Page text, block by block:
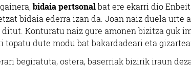
bidaia pertsonalbat ere ekarri dio
bidaia ederra izan da. Joan naiz duela urte
Konturatu naiz gure amonen bizitza guk
topatu dute modu bat bakardadeari eta
begiratuta, ostera, baserriak bizirik iraun